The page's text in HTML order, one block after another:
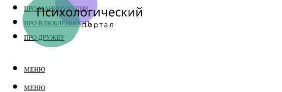
ПРО МАНИПУЛЯЦИИ
ПРО ВЛЮБЛЕННОСТЬ
ПРО ДРУЖБУ
МЕНЮ
МЕНЮ